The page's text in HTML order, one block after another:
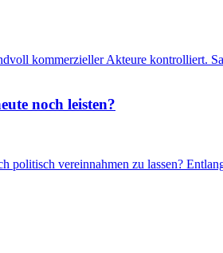
kommerzieller Akteure kontrolliert.
noch leisten?
politisch vereinnahmen zu lassen?